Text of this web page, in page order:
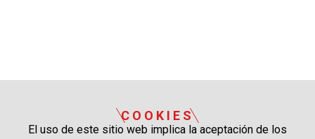
COOKIES
El uso de este sitio web implica la aceptación de los